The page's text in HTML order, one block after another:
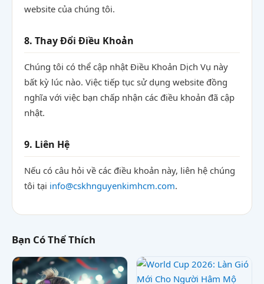
website của chúng tôi.
8. Thay Đổi Điều Khoản
Chúng tôi có thể cập nhật Điều Khoản Dịch Vụ này
bất kỳ lúc nào. Việc tiếp tục sử dụng website đồng
nghĩa với việc bạn chấp nhận các điều khoản đã cập
nhật.
9. Liên Hệ
Nếu có câu hỏi về các điều khoản này, liên hệ chúng
tôi tại info@cskhnguyenkimhcm.com.
Bạn Có Thể Thích